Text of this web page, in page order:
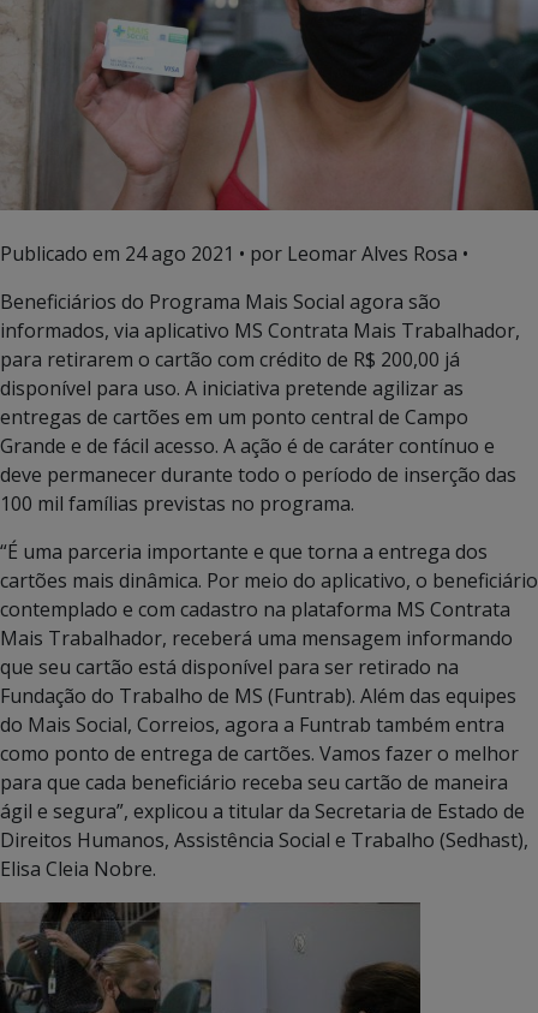
Publicado em 24 ago 2021 • por Leomar Alves Rosa •
Beneficiários do Programa Mais Social agora são
informados, via aplicativo MS Contrata Mais Trabalhador,
para retirarem o cartão com crédito de R$ 200,00 já
disponível para uso. A iniciativa pretende agilizar as
entregas de cartões em um ponto central de Campo
Grande e de fácil acesso. A ação é de caráter contínuo e
deve permanecer durante todo o período de inserção das
100 mil famílias previstas no programa.
“É uma parceria importante e que torna a entrega dos
cartões mais dinâmica. Por meio do aplicativo, o beneficiário
contemplado e com cadastro na plataforma MS Contrata
Mais Trabalhador, receberá uma mensagem informando
que seu cartão está disponível para ser retirado na
Fundação do Trabalho de MS (Funtrab). Além das equipes
do Mais Social, Correios, agora a Funtrab também entra
como ponto de entrega de cartões. Vamos fazer o melhor
para que cada beneficiário receba seu cartão de maneira
ágil e segura”, explicou a titular da Secretaria de Estado de
Direitos Humanos, Assistência Social e Trabalho (Sedhast),
Elisa Cleia Nobre.